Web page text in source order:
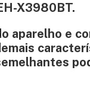
X3980BT.
aparelho e